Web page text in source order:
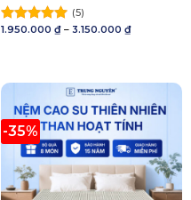
Được xếp
(5)
1.950.000 ₫ – 3.150.000 ₫Khoảng
giá:
-35%